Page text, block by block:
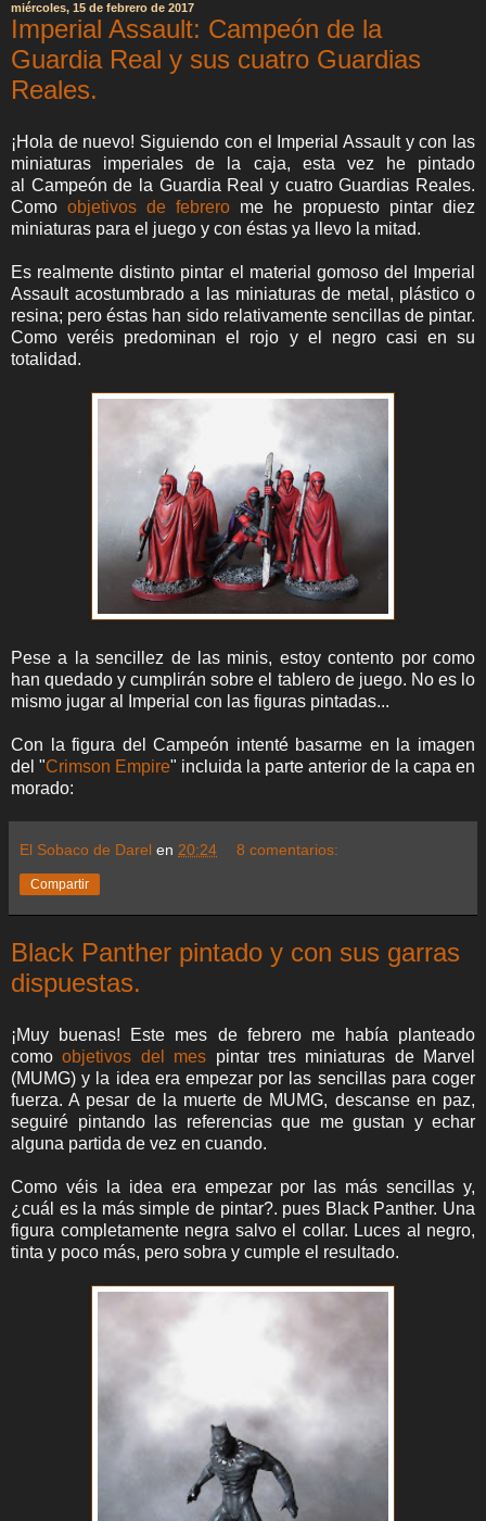
miércoles, 15 de febrero de 2017
Imperial Assault: Campeón de la
Guardia Real y sus cuatro Guardias
Reales.
¡Hola de nuevo! Siguiendo con el Imperial Assault y con las
miniaturas imperiales de la caja, esta vez he pintado
al Campeón de la Guardia Real y cuatro Guardias Reales.
Como objetivos de febrero me he propuesto pintar diez
miniaturas para el juego y con éstas ya llevo la mitad.
Es realmente distinto pintar el material gomoso del Imperial
Assault acostumbrado a las miniaturas de metal, plástico o
resina; pero éstas han sido relativamente sencillas de pintar.
Como veréis predominan el rojo y el negro casi en su
totalidad.
Pese a la sencillez de las minis, estoy contento por como
han quedado y cumplirán sobre el tablero de juego. No es lo
mismo jugar al Imperial con las figuras pintadas...
Con la figura del Campeón intenté basarme en la imagen
del "Crimson Empire" incluida la parte anterior de la capa en
morado:
El Sobaco de Darel en 20:24 8 comentarios:
Compartir
Black Panther pintado y con sus garras
dispuestas.
¡Muy buenas! Este mes de febrero me había planteado
comoobjetivos del mes pintar tres miniaturas de Marvel
(MUMG) y la idea era empezar por las sencillas para coger
fuerza. A pesar de la muerte de MUMG, descanse en paz,
seguiré pintando las referencias que me gustan y echar
alguna partida de vez en cuando.
Como véis la idea era empezar por las más sencillas y,
¿cuál es la más simple de pintar?. pues Black Panther. Una
figura completamente negra salvo el collar. Luces al negro,
tinta y poco más, pero sobra y cumple el resultado.